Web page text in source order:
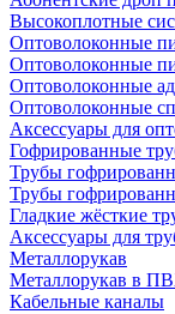
Высокоплотные
Оптоволоконные
Оптоволоконные
Оптоволоконные
Оптоволоконные
Аксессуары для
Гофрированные
Трубы
Трубы
Гладкие жёсткие
Аксессуары для
Металлорукав
Металлорукав в
Кабельные каналы